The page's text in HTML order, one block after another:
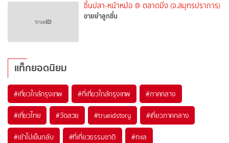
ชิ้นปลา-หน้าหม้อ @ ตลาดมิ่ง (จ.สมุทรปราการ)
ขายยำลูกชิ้น
แท็กยอดนิยม
#เที่ยวใกล้กรุงเทพ #ที่เที่ยวใกล้กรุงเทพ #ภาคกลาง
#เที่ยวไทย #วัดสวย #trueidstory #เที่ยวภาคกลาง
#เช้าไปเย็นกลับ #ที่เที่ยวธรรมชาติ #ทะเล